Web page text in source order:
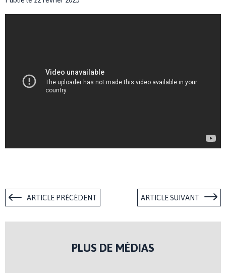
ARTICLE PRÉCÉDENT ARTICLE SUIVANT
PLUS DE MÉDIAS